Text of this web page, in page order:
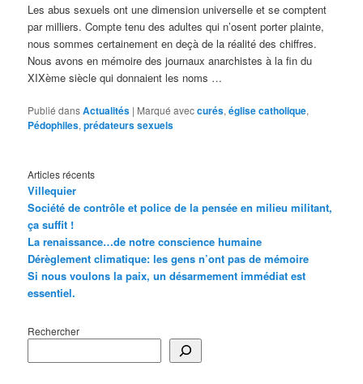
Les abus sexuels ont une dimension universelle et se comptent
par milliers. Compte tenu des adultes qui n’osent porter plainte,
nous sommes certainement en deçà de la réalité des chiffres.
Nous avons en mémoire des journaux anarchistes à la fin du
XIXème siècle qui donnaient les noms …
Publié dansActualités | Marqué aveccurés,église catholique,
Pédophiles,prédateurs sexuels
Articles récents
Villequier
Société de contrôle et police de la pensée en milieu militant,
ça suffit !
La renaissance…de notre conscience humaine
Dérèglement climatique: les gens n’ont pas de mémoire
Si nous voulons la paix, un désarmement immédiat est
essentiel.
Rechercher